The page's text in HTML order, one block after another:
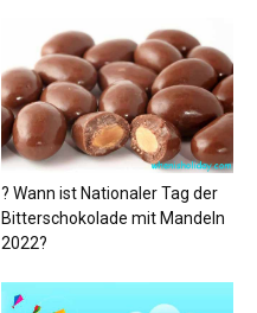
? Wann ist Nationaler Tag der
Bitterschokolade mit Mandeln
2022?